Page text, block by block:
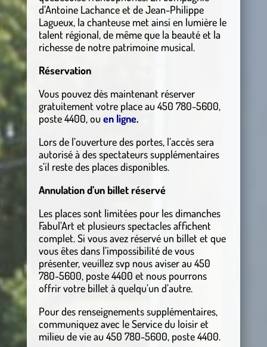
d’Antoine Lachance et de Jean-Philippe
Lagueux, la chanteuse met ainsi en lumière le
talent régional, de même que la beauté et la
richesse de notre patrimoine musical.
Réservation
Vous pouvez dès maintenant réserver
gratuitement votre place au 450 780-5600,
poste 4400, ou en ligne.
Lors de l’ouverture des portes, l’accès sera
autorisé à des spectateurs supplémentaires
s’il reste des places disponibles.
Annulation d’un billet réservé
Les places sont limitées pour les dimanches
Fabul’Art et plusieurs spectacles affichent
complet. Si vous avez réservé un billet et que
vous êtes dans l’impossibilité de vous
présenter, veuillez svp nous aviser au 450
780-5600, poste 4400 et nous pourrons
offrir votre billet à quelqu’un d’autre.
Pour des renseignements supplémentaires,
communiquez avec le Service du loisir et
milieu de vie au 450 780-5600, poste 4400.